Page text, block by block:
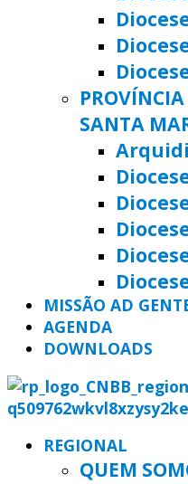
PROVÍNCIA
SANTA
MISSÃO AD
AGENDA
DOWNLOADS
REGIONAL
QUEM